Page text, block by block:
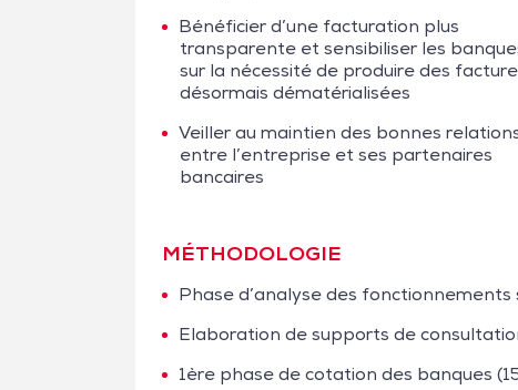
Bénéficier d’une facturation plus
transparente et sensibiliser les
sur la nécessité de produire des
désormais dématérialisées
Veiller au maintien des bonnes
entre l’entreprise et ses partenaires
bancaires
MÉTHODOLOGIE
Phase d’analyse des
Elaboration de supports de
1ère phase de cotation des banques